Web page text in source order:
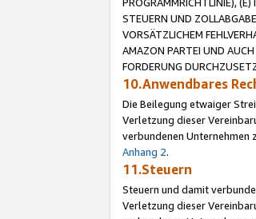
STEUERN UND
VORSÄTZLICHEM
AMAZON PARTEI UND
FORDERUNG
10.Anwendbares
Die Beilegung etwaiger
Verletzung dieser
verbundenen Unternehmen
Anhang 2.
11.Steuern
Steuern und damit
Verletzung dieser